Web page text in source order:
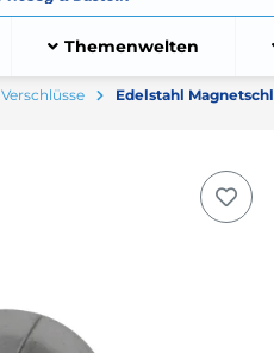
Themenwelten
Verschlüsse Edelstahl